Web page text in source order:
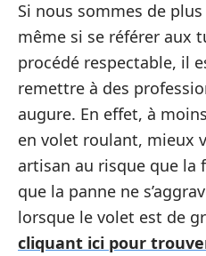
Si nous sommes de
même si se référer aux
procédé respectable, il
remettre à des
augure. En effet, à
en volet roulant, mieux
artisan au risque que la
que la panne ne
lorsque le volet est de
cliquant ici pour